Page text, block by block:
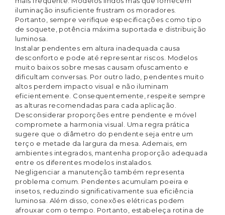
iluminação insuficiente frustram os moradores.
Portanto, sempre verifique especificações como tipo
de soquete, potência máxima suportada e distribuição
luminosa.
Instalar pendentes em altura inadequada causa
desconforto e pode até representar riscos. Modelos
muito baixos sobre mesas causam ofuscamento e
dificultam conversas. Por outro lado, pendentes muito
altos perdem impacto visual e não iluminam
eficientemente. Consequentemente, respeite sempre
as alturas recomendadas para cada aplicação.
Desconsiderar proporções entre pendente e móvel
compromete a harmonia visual. Uma regra prática
sugere que o diâmetro do pendente seja entre um
terço e metade da largura da mesa. Ademais, em
ambientes integrados, mantenha proporção adequada
entre os diferentes modelos instalados.
Negligenciar a manutenção também representa
problema comum. Pendentes acumulam poeira e
insetos, reduzindo significativamente sua eficiência
luminosa. Além disso, conexões elétricas podem
afrouxar com o tempo. Portanto, estabeleça rotina de